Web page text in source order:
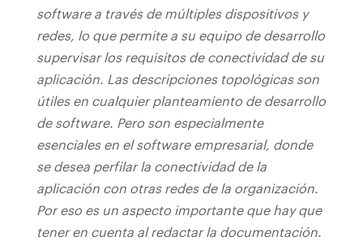
software a través de múltiples dispositivos y
redes, lo que permite a su equipo de desarrollo
supervisar los requisitos de conectividad de su
aplicación. Las descripciones topológicas son
útiles en cualquier planteamiento de desarrollo
de software. Pero son especialmente
esenciales en el software empresarial, donde
se desea perfilar la conectividad de la
aplicación con otras redes de la organización.
Por eso es un aspecto importante que hay que
tener en cuenta al redactar la documentación.